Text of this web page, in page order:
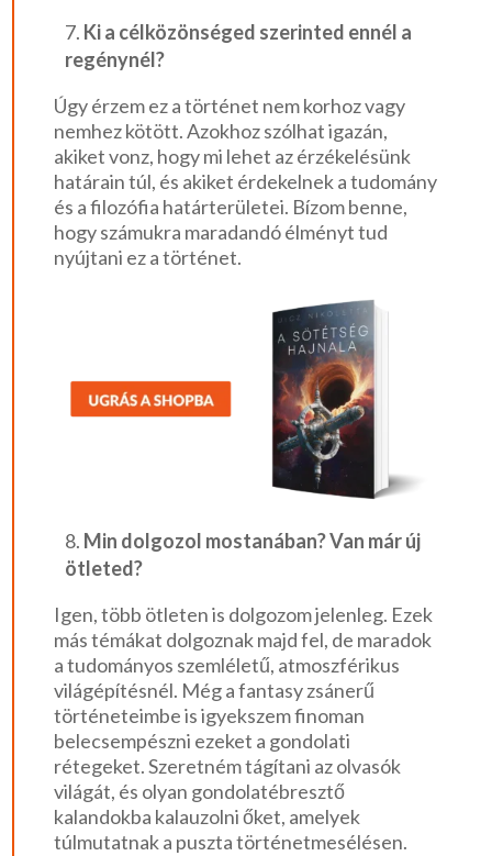
Ki a célközönséged szerinted ennél a
regénynél?
Úgy érzem ez a történet nem korhoz vagy
nemhez kötött. Azokhoz szólhat igazán,
akiket vonz, hogy mi lehet az érzékelésünk
határain túl, és akiket érdekelnek a tudomány
és a filozófia határterületei. Bízom benne,
hogy számukra maradandó élményt tud
nyújtani ez a történet.
Min dolgozol mostanában? Van már új
ötleted?
Igen, több ötleten is dolgozom jelenleg. Ezek
más témákat dolgoznak majd fel, de maradok
a tudományos szemléletű, atmoszférikus
világépítésnél. Még a fantasy zsánerű
történeteimbe is igyekszem finoman
belecsempészni ezeket a gondolati
rétegeket. Szeretném tágítani az olvasók
világát, és olyan gondolatébresztő
kalandokba kalauzolni őket, amelyek
túlmutatnak a puszta történetmesélésen.